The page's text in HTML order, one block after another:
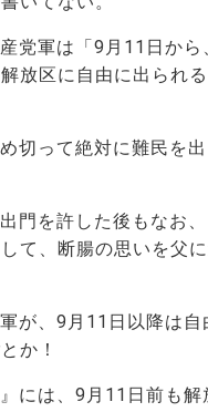
党軍は「9月11日から
放区に自由に出られ
切って絶対に難民を
門を許した後もなお
て、断腸の思いを父
が、9月11日以降は自
か！
』には、9月11日前も